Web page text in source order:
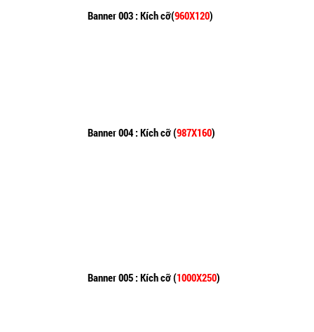
Banner 003 : Kích cỡ(960X120)
Banner 004 : Kích cỡ (987X160)
Banner 005 : Kích cỡ (1000X250)